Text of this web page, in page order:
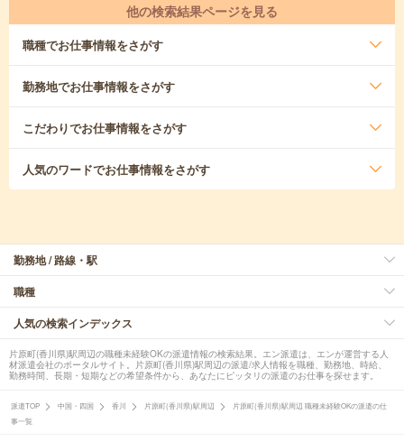
他の検索結果ページを見る
職種でお仕事情報をさがす
勤務地でお仕事情報をさがす
こだわりでお仕事情報をさがす
人気のワードでお仕事情報をさがす
勤務地 / 路線・駅
職種
人気の検索インデックス
片原町(香川県)駅周辺の職種未経験OKの派遣情報の検索結果。エン派遣は、エンが運営する人
材派遣会社のポータルサイト。片原町(香川県)駅周辺の派遣/求人情報を職種、勤務地、時給、
勤務時間、長期・短期などの希望条件から、あなたにピッタリの派遣のお仕事を探せます。
派遣TOP 中国・四国 香川 片原町(香川県)駅周辺
片原町(香川県)駅周辺 職種未経験OKの派遣の仕
事一覧